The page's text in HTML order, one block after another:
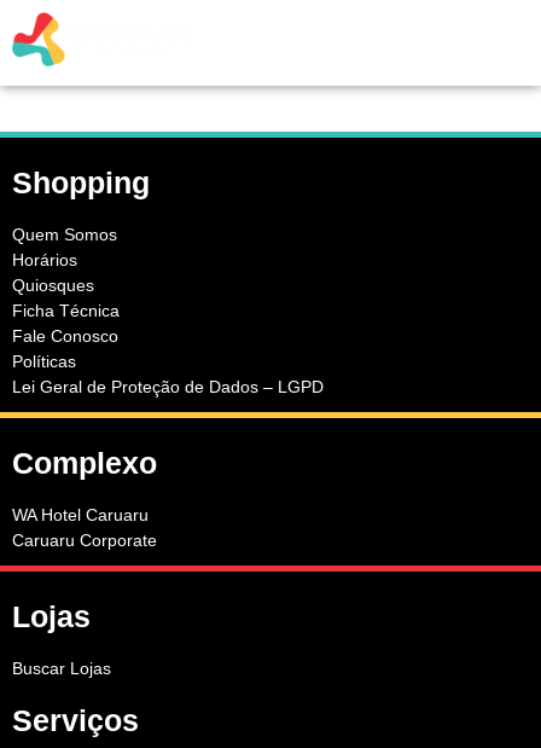
Shopping
Quem Somos
Horários
Quiosques
Ficha Técnica
Fale Conosco
Políticas
Lei Geral de Proteção de Dados – LGPD
Complexo
WA Hotel Caruaru
Caruaru Corporate
Lojas
Buscar Lojas
Serviços